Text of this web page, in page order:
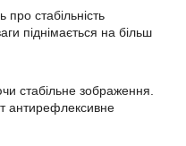
стабільність
піднімається на більш
стабільне зображення.
антирефлексивне